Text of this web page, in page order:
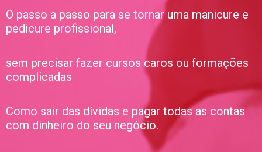
O passo a passo para se tornar uma manicure e
pedicure profissional,
sem precisar fazer cursos caros ou formações
complicadas
Como sair das dívidas e pagar todas as contas
com dinheiro do seu negócio.